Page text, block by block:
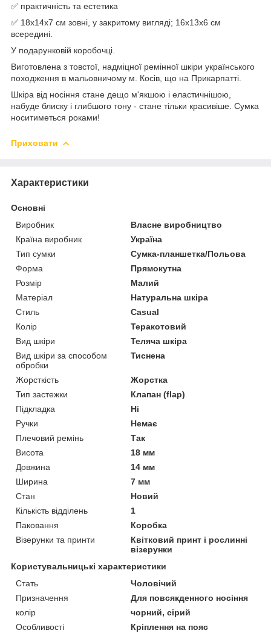
✅ практичність та естетика
✅ 18х14х7 см зовні, у закритому вигляді; 16х13х6 см
всередині.
У подарунковій коробочці.
Виготовлена з товстої, надміцної ремінної шкіри українського
походження в мальовничому м. Косів, що на Прикарпатті.
Шкіра від носіння стане дещо м'якшою і еластичнішою,
набуде блиску і глибшого тону - стане тільки красивіше. Сумка
носитиметься роками!
Приховати
Характеристики
Основні
Виробник
Власне виробництво
Країна виробник
Україна
Тип сумки
Сумка-планшетка/Польова
Форма
Прямокутна
Розмір
Малий
Матеріал
Натуральна шкіра
Стиль
Casual
Колір
Теракотовий
Вид шкіри
Теляча шкіра
Вид шкіри за способом
обробки
Тиснена
Жорсткість
Жорстка
Тип застежки
Клапан (flap)
Підкладка
Ні
Ручки
Немає
Плечовий ремінь
Так
Висота
18 мм
Довжина
14 мм
Ширина
7 мм
Стан
Новий
Кількість відділень
1
Паковання
Коробка
Візерунки та принти
Квітковий принт і рослинні
візерунки
Користувальницькі характеристики
Стать
Чоловічий
Призначення
Для повсякденного носіння
колір
чорний, сірий
Особливості
Кріплення на пояс